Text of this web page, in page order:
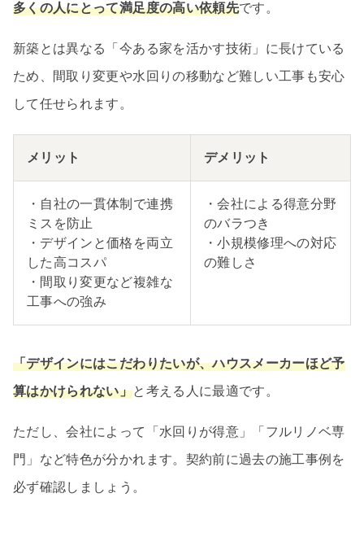
多くの人にとって満足度の高い依頼先です。
新築とは異なる「今ある家を活かす技術」に長けている
ため、間取り変更や水回りの移動など難しい工事も安心
して任せられます。
メリット デメリット
・自社の一貫体制で連携
ミスを防止
・デザインと価格を両立
した高コスパ
・間取り変更など複雑な
工事への強み
・会社による得意分野
のバラつき
・小規模修理への対応
の難しさ
「デザインにはこだわりたいが、ハウスメーカーほど予
算はかけられない」と考える人に最適です。
ただし、会社によって「水回りが得意」「フルリノベ専
門」など特色が分かれます。契約前に過去の施工事例を
必ず確認しましょう。